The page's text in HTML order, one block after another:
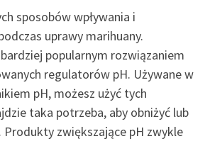
sposobów wpływania i
uprawy marihuany.
popularnym rozwiązaniem
regulatorów pH. Używane w
pH, możesz użyć tych
taka potrzeba, aby obniżyć lub
Produkty zwiększające pH zwykle